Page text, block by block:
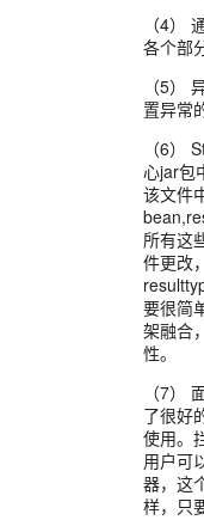
（4）
各个部
（5）
置异常
（6）
心jar包
该文件
所有这
件更改
要很简
架融合
性。
（7）
了很好
使用。
用户可
器，这
样，只